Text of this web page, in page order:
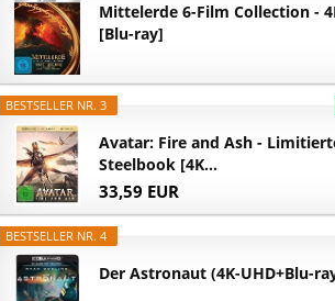
Mittelerde 6-Film Collection -
[Blu-ray]
BESTSELLER NR. 3
Avatar: Fire and Ash -
Steelbook [4K...
33,59 EUR
BESTSELLER NR. 4
Der Astronaut (4K-UHD+Blu-